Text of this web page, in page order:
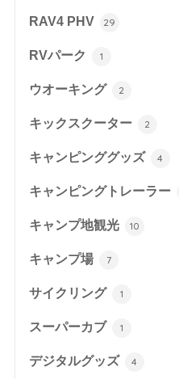
RAV4 PHV 29
RVパーク 1
ウオーキング 2
キックスクーター 2
キャンピンググッズ 4
キャンピングトレーラー
キャンプ地観光 10
キャンプ場 7
サイクリング 1
スーパーカブ 1
デジタルグッズ 4